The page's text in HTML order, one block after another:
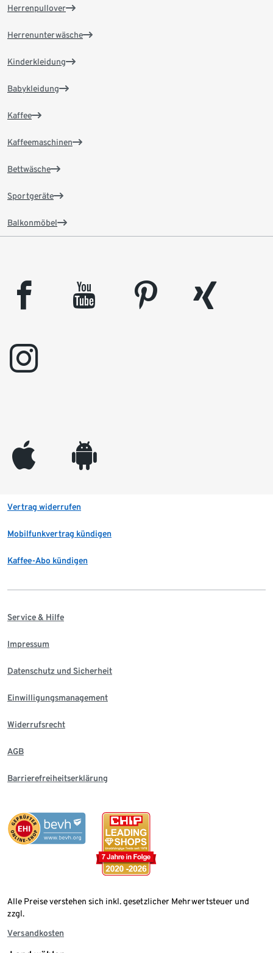
Herrenpullover
Herrenunterwäsche
Kinderkleidung
Babykleidung
Kaffee
Kaffeemaschinen
Bettwäsche
Sportgeräte
Balkonmöbel
facebook youtube pinterest
xing
instagram
appleinc android
Vertrag widerrufen
Mobilfunkvertrag kündigen
Kaffee-Abo kündigen
Service & Hilfe
Impressum
Datenschutz und Sicherheit
Einwilligungsmanagement
Widerrufsrecht
AGB
Barrierefreiheitserklärung
Alle Preise verstehen sich inkl. gesetzlicher Mehrwertsteuer und
zzgl.
Versandkosten